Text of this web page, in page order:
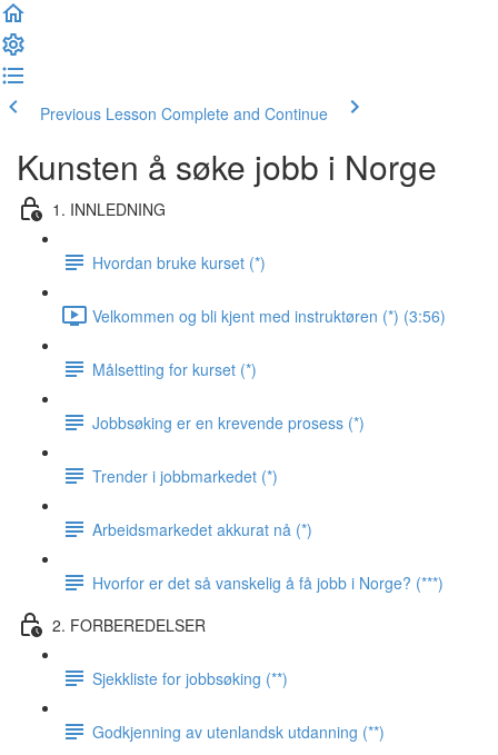
Previous Lesson Complete and Continue
Kunsten å søke jobb i Norge
1. INNLEDNING
Hvordan bruke kurset (*)
Velkommen og bli kjent med instruktøren (*) (3:56)
Målsetting for kurset (*)
Jobbsøking er en krevende prosess (*)
Trender i jobbmarkedet (*)
Arbeidsmarkedet akkurat nå (*)
Hvorfor er det så vanskelig å få jobb i Norge? (***)
2. FORBEREDELSER
Sjekkliste for jobbsøking (**)
Godkjenning av utenlandsk utdanning (**)